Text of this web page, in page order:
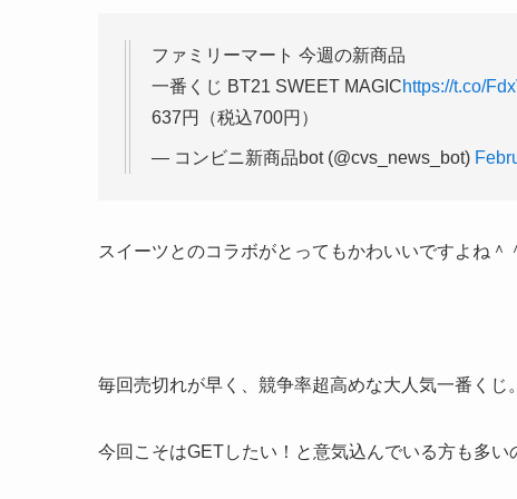
ファミリーマート 今週の新商品
一番くじ BT21 SWEET MAGIChttps://t.co/
637円（税込700円）
— コンビニ新商品bot (@cvs_news_bot)
スイーツとのコラボがとってもかわいいですよね＾
毎回売切れが早く、競争率超高めな大人気一番くじ。
今回こそはGETしたい！と意気込んでいる方も多い